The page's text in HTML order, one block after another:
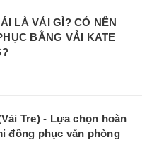
LÀ VẢI GÌ? CÓ NÊN
BẰNG VẢI KATE
Tre) - Lựa chọn hoàn
đồng phục văn phòng